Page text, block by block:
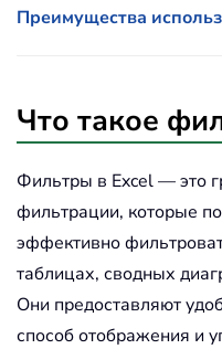
Преимущества
Что такое
Фильтры в Excel — это
фильтрации, которые
эффективно
таблицах, сводных
Они предоставляют
способ отображения и